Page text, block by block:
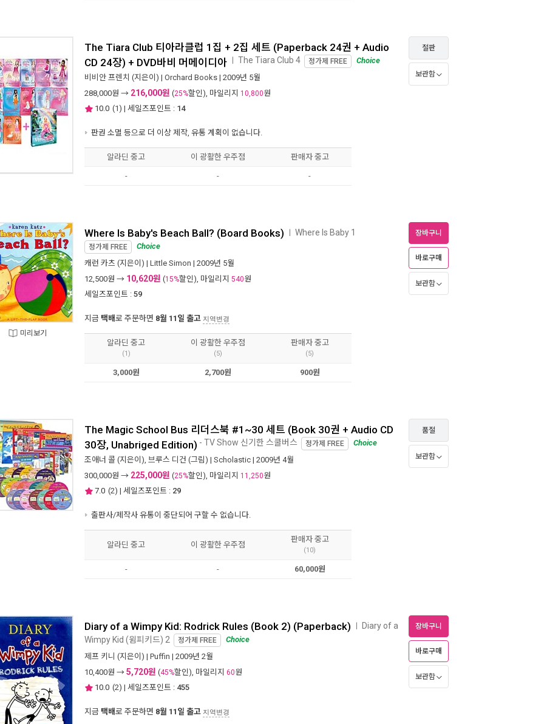
The Tiara Club 티아라클럽 1집 + 2집 세트 (Paperback 24권 + Audio
CD 24장) + DVD바비 머메이디아 The Tiara Club 4 정가제 FREE
Choice
비비안 프렌치 (지은이) | Orchard Books | 2009년 5월
288,000원 → 216,000원 (25%할인), 마일리지 10,800원
10.0 (1) | 세일즈포인트 : 14
판권 소멸 등으로 더 이상 제작, 유통 계획이 없습니다.
절판
보관함
알라딘 중고 이 광활한 우주점 판매자 중고
- - -
미리보기
Where Is Baby's Beach Ball? (Board Books) Where Is Baby 1
정가제 FREE
Choice
캐런 카츠 (지은이) | Little Simon | 2009년 5월
12,500원 → 10,620원 (15%할인), 마일리지 540원
세일즈포인트 : 59
지금 택배로 주문하면 8월 11일 출고 지역변경
장바구니
바로구매
보관함
알라딘 중고
(1)
이 광활한 우주점
(5)
판매자 중고
(5)
3,000원 2,700원 900원
The Magic School Bus 리더스북 #1~30 세트 (Book 30권 + Audio CD
30장, Unabriged Edition) - TV Show 신기한 스쿨버스 정가제 FREE
Choice
조애너 콜 (지은이), 브루스 디건 (그림) | Scholastic | 2009년 4월
300,000원 → 225,000원 (25%할인), 마일리지 11,250원
7.0 (2) | 세일즈포인트 : 29
출판사/제작사 유통이 중단되어 구할 수 없습니다.
품절
보관함
알라딘 중고 이 광활한 우주점
판매자 중고
(10)
- - 60,000원
Diary of a Wimpy Kid: Rodrick Rules (Book 2) (Paperback) Diary of a
Wimpy Kid (윔피키드) 2 정가제 FREE
Choice
제프 키니 (지은이) | Puffin | 2009년 2월
10,400원 → 5,720원 (45%할인), 마일리지 60원
10.0 (2) | 세일즈포인트 : 455
지금 택배로 주문하면 8월 11일 출고 지역변경
장바구니
바로구매
보관함